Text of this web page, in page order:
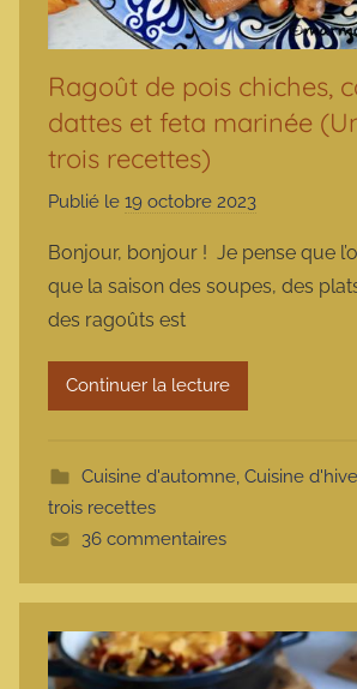
Ragoût de pois chiches,
dattes et feta marinée
trois recettes)
Publié le 19 octobre 2023
r
m
t
Bonjour, bonjour ! Je pense que
que la saison des soupes, des
des ragoûts est
Continuer la lecture
Cuisine d'automne, Cuisine
trois recettes
36 commentaires